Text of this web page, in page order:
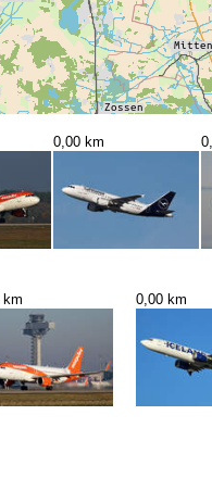
0,00 km
km 0,00 km